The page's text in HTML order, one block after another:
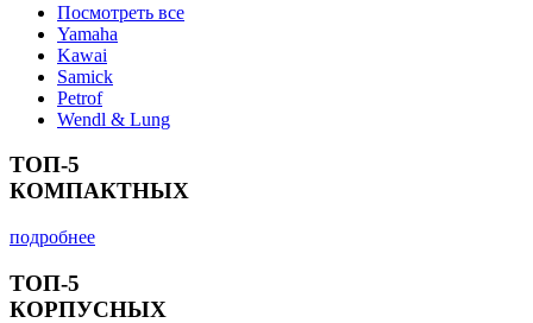
Посмотреть все
Yamaha
Kawai
Samick
Petrof
Wendl & Lung
ТОП-5
КОМПАКТНЫХ
подробнее
ТОП-5
КОРПУСНЫХ